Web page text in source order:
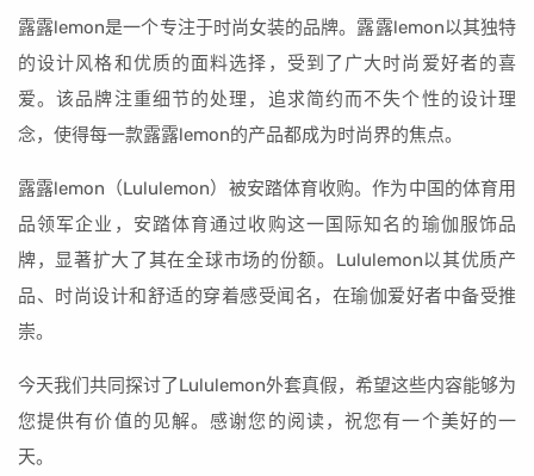
露露lemon是一个专注于时尚女装的品牌。露露lemon以其独特
的设计风格和优质的面料选择，受到了广大时尚爱好者的喜
爱。该品牌注重细节的处理，追求简约而不失个性的设计理
念，使得每一款露露lemon的产品都成为时尚界的焦点。
露露lemon（Lululemon）被安踏体育收购。作为中国的体育用
品领军企业，安踏体育通过收购这一国际知名的瑜伽服饰品
牌，显著扩大了其在全球市场的份额。Lululemon以其优质产
品、时尚设计和舒适的穿着感受闻名，在瑜伽爱好者中备受推
崇。
今天我们共同探讨了Lululemon外套真假，希望这些内容能够为
您提供有价值的见解。感谢您的阅读，祝您有一个美好的一
天。